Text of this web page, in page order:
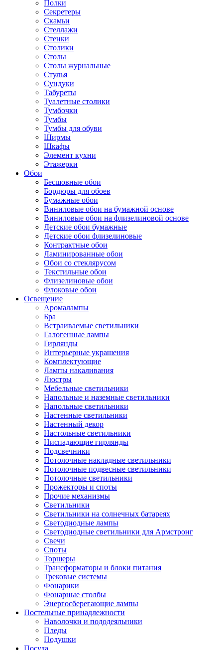
Полки
Секретеры
Скамьи
Стеллажи
Стенки
Столики
Столы
Столы журнальные
Стулья
Сундуки
Табуреты
Туалетные столики
Тумбочки
Тумбы
Тумбы для обуви
Ширмы
Шкафы
Элемент кухни
Этажерки
Обои
Бесшовные обои
Бордюры для обоев
Бумажные обои
Виниловые обои на бумажной основе
Виниловые обои на флизелиновой основе
Детские обои бумажные
Детские обои флизелиновые
Контрактные обои
Ламинированные обои
Обои со стеклярусом
Текстильные обои
Флизелиновые обои
Флоковые обои
Освещение
Аромалампы
Бра
Встраиваемые светильники
Галогенные лампы
Гирлянды
Интерьерные украшения
Комплектующие
Лампы накаливания
Люстры
Мебельные светильники
Напольные и наземные светильники
Напольные светильники
Настенные светильники
Настенный декор
Настольные светильники
Ниспадающие гирлянды
Подсвечники
Потолочные накладные светильники
Потолочные подвесные светильники
Потолочные светильники
Прожекторы и споты
Прочие механизмы
Светильники
Светильники на солнечных батареях
Светодиодные лампы
Светодиодные светильники для Армстронг
Свечи
Споты
Торшеры
Трансформаторы и блоки питания
Трековые системы
Фонарики
Фонарные столбы
Энергосберегающие лампы
Постельные принадлежности
Наволочки и пододеяльники
Пледы
Подушки
Посуда